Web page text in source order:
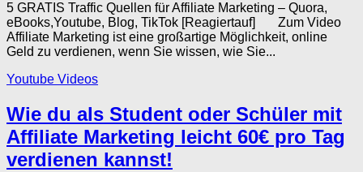
5 GRATIS Traffic Quellen für Affiliate Marketing – Quora,
eBooks,Youtube, Blog, TikTok [Reagiertauf] Zum Video
Affiliate Marketing ist eine großartige Möglichkeit, online
Geld zu verdienen, wenn Sie wissen, wie Sie...
Youtube Videos
Wie du als Student oder Schüler mit
Affiliate Marketing leicht 60€ pro Tag
verdienen kannst!